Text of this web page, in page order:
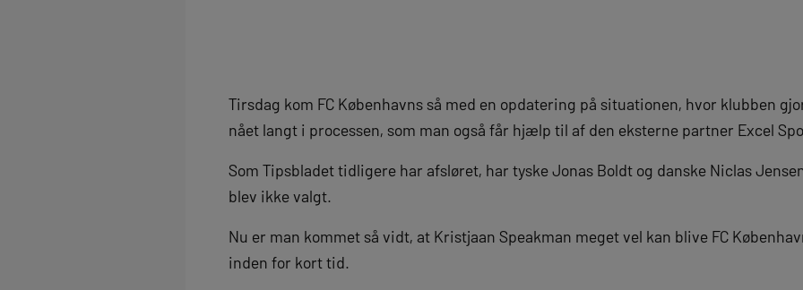
Tirsdag kom FC Københavns så med en opdatering på situationen, hvor klubben
nået langt i processen, som man også får hjælp til af den eksterne partner Excel
Som Tipsbladet tidligere har afsløret, har tyske Jonas Boldt og danske Niclas
blev ikke valgt.
Nu er man kommet så vidt, at Kristjaan Speakman meget vel kan blive FC
inden for kort tid.